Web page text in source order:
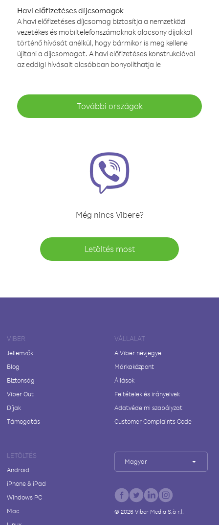
Havi előfizetéses díjcsomagok
A havi előfizetéses díjcsomag biztosítja a nemzetközi
vezetékes és mobiltelefonszámoknak alacsony díjakkal
történő hívását anélkül, hogy bármikor is meg kellene
újítani a díjcsomagot. A havi előfizetéses konstrukcióval
az eddigi hívásait olcsóbban bonyolíthatja le
További országok
Még nincs Vibere?
Letöltés most
VIBER
Jellemzők
Blog
Biztonság
Viber Out
Díjak
Támogatás
VÁLLALAT
A Viber névjegye
Márkaközpont
Állások
Feltételek és irányelvek
Adatvédelmi szabályzat
Customer Complaints Code
LETÖLTÉS
Android
iPhone & iPad
Windows PC
Mac
Magyar
© 2026Viber Media S.à r.l.